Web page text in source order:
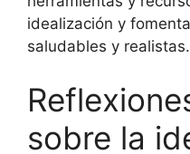
idealización y
saludables y realistas.
sobre la